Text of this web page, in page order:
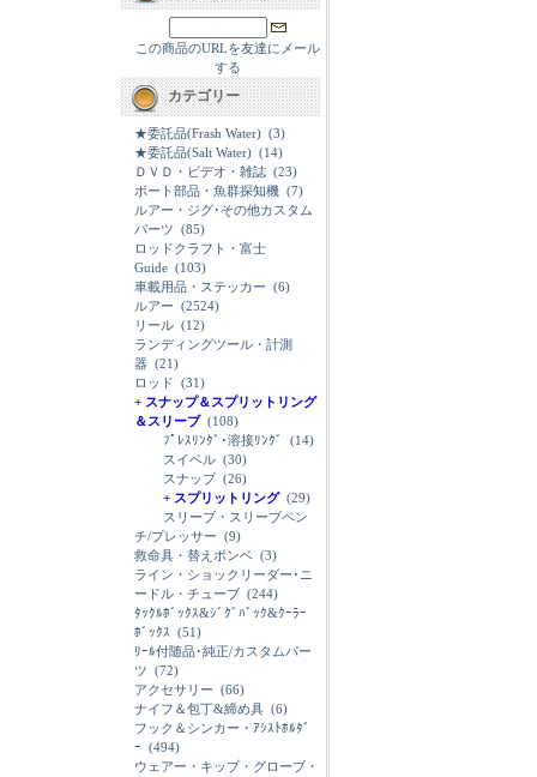
この商品のURLを友達にメール
する
カテゴリー
★委託品(Frash Water) (3)
★委託品(Salt Water) (14)
ＤＶＤ・ビデオ・雑誌 (23)
ボート部品・魚群探知機 (7)
ルアー・ジグ･その他カスタム
パーツ (85)
ロッドクラフト・富士
Guide (103)
車載用品・ステッカー (6)
ルアー (2524)
リール (12)
ランディングツール・計測
器 (21)
ロッド (31)
+ スナップ＆スプリットリング
＆スリーブ(108)
ﾌﾟﾚｽﾘﾝｸﾞ･溶接ﾘﾝｸﾞ
(14)
スイベル (30)
スナップ(26)
+ スプリットリング(29)
スリーブ・スリーブペン
チ/プレッサー (9)
救命具・替えボンベ (3)
ライン・ショックリーダー･ニ
ードル・チューブ (244)
ﾀｯｸﾙﾎﾞｯｸｽ&ｼﾞｸﾞﾊﾞｯｸ&ｸｰﾗｰ
ﾎﾞｯｸｽ (51)
ﾘｰﾙ付随品･純正/カスタムパー
ツ (72)
アクセサリー (66)
ナイフ＆包丁&締め具 (6)
フック＆シンカー・ｱｼｽﾄﾎﾙﾀﾞ
ｰ (494)
ウェアー・キップ・グローブ・